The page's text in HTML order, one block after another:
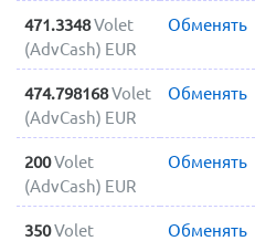
471.3348Volet
(AdvCash) EUR
Обменять
474.798168Volet
(AdvCash) EUR
Обменять
200Volet
(AdvCash) EUR
Обменять
350Volet
Обменять